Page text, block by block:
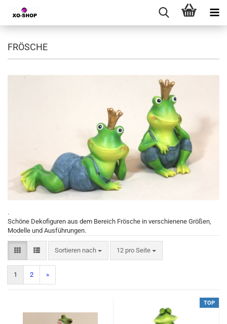
FRÖSCHE
.
Schöne Dekofiguren aus dem Bereich Frösche in verschienene Größen,
Modelle und Ausführungen.
Sortieren nach 12 pro Seite
1 2 »
TOP